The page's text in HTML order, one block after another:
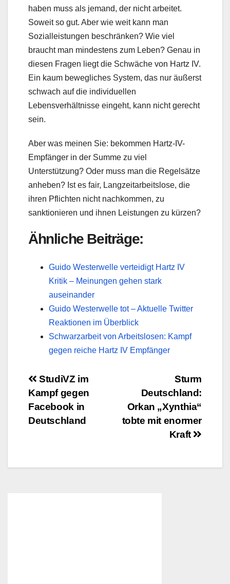
haben muss als jemand, der nicht arbeitet.
Soweit so gut. Aber wie weit kann man
Sozialleistungen beschränken? Wie viel
braucht man mindestens zum Leben? Genau in
diesen Fragen liegt die Schwäche von Hartz IV.
Ein kaum bewegliches System, das nur äußerst
schwach auf die individuellen
Lebensverhältnisse eingeht, kann nicht gerecht
sein.
Aber was meinen Sie: bekommen Hartz-IV-
Empfänger in der Summe zu viel
Unterstützung? Oder muss man die Regelsätze
anheben? Ist es fair, Langzeitarbeitslose, die
ihren Pflichten nicht nachkommen, zu
sanktionieren und ihnen Leistungen zu kürzen?
Ähnliche Beiträge:
Guido Westerwelle verteidigt Hartz IV
Kritik – Meinungen gehen stark
auseinander
Guido Westerwelle tot – Aktuelle Twitter
Reaktionen im Überblick
Schwarzarbeit von Arbeitslosen: Kampf
gegen reiche Hartz IV Empfänger
Beitragsnavigation
Sturm
Deutschland:
Orkan „Xynthia“
tobte mit enormer
Kraft
StudiVZ im
Kampf gegen
Facebook in
Deutschland